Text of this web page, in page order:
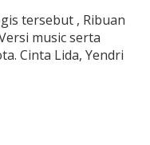
tersebut , Ribuan
music serta
Cinta Lida, Yendri